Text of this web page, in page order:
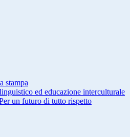
stampa
ed educazione interculturale
un futuro di tutto rispetto